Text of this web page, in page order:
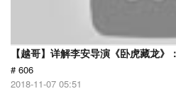
【越哥】详解李安导演《卧虎藏龙》
# 606
2018-11-07 05:51